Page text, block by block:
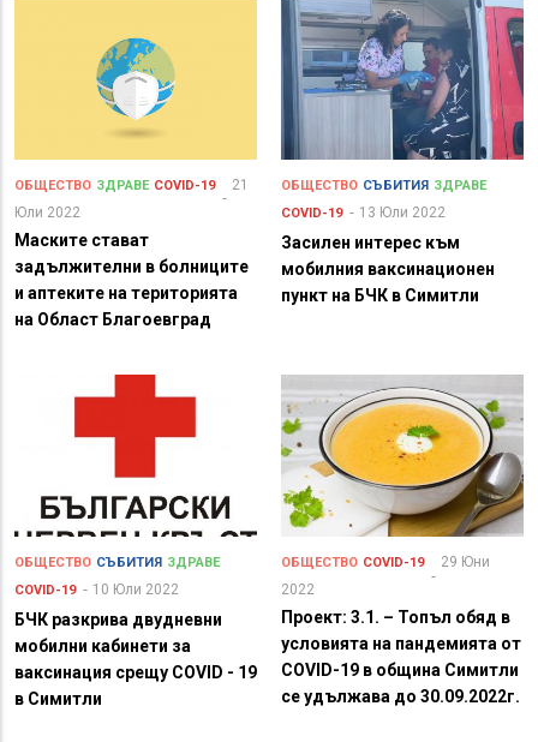
ОБЩЕСТВО ЗДРАВЕ COVID-19
21
Юли 2022
Маските стават
задължителни в болниците
и аптеките на територията
на Област Благоевград
ОБЩЕСТВО СЪБИТИЯ ЗДРАВЕ
COVID-19
13 Юли 2022
Засилен интерес към
мобилния ваксинационен
пункт на БЧК в Симитли
ОБЩЕСТВО СЪБИТИЯ ЗДРАВЕ
COVID-19
10 Юли 2022
БЧК разкрива двудневни
мобилни кабинети за
ваксинация срещу COVID - 19
в Симитли
ОБЩЕСТВО COVID-19
29 Юни
2022
Проект: 3.1. – Топъл обяд в
условията на пандемията от
COVID-19 в община Симитли
се удължава до 30.09.2022г.